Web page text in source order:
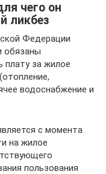
чего он
ликбез
Федерации
обязаны
плату за жилое
водоснабжение и
с момента
на жилое
пользования